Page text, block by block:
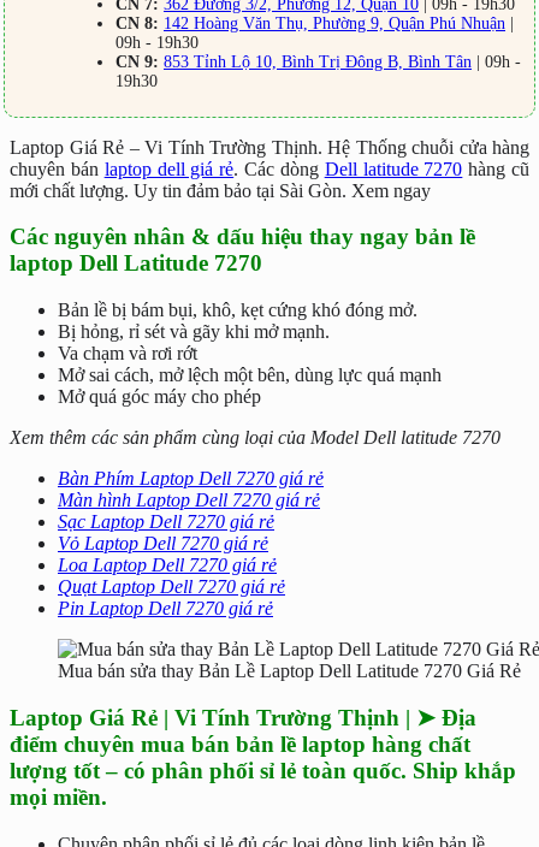
CN 7: 362 Đường 3/2, Phường 12, Quận 10 | 09h - 19h30
CN 8: 142 Hoàng Văn Thụ, Phường 9, Quận Phú Nhuận |
09h - 19h30
CN 9: 853 Tỉnh Lộ 10, Bình Trị Đông B, Bình Tân | 09h -
19h30
Laptop Giá Rẻ – Vi Tính Trường Thịnh. Hệ Thống chuỗi cửa hàng
chuyên bán laptop dell giá rẻ. Các dòng Dell latitude 7270 hàng cũ
mới chất lượng. Uy tin đảm bảo tại Sài Gòn. Xem ngay
Các nguyên nhân & dấu hiệu thay ngay bản lề
laptop Dell Latitude 7270
Bản lề bị bám bụi, khô, kẹt cứng khó đóng mở.
Bị hỏng, rỉ sét và gãy khi mở mạnh.
Va chạm và rơi rớt
Mở sai cách, mở lệch một bên, dùng lực quá mạnh
Mở quá góc máy cho phép
Xem thêm các sản phẩm cùng loại của Model Dell latitude 7270
Bàn Phím Laptop Dell 7270 giá rẻ
Màn hình Laptop Dell 7270 giá rẻ
Sạc Laptop Dell 7270 giá rẻ
Vỏ Laptop Dell 7270 giá rẻ
Loa Laptop Dell 7270 giá rẻ
Quạt Laptop Dell 7270 giá rẻ
Pin Laptop Dell 7270 giá rẻ
Mua bán sửa thay Bản Lề Laptop Dell Latitude 7270 Giá Rẻ
Laptop Giá Rẻ | Vi Tính Trường Thịnh | ➤ Địa
điểm chuyên mua bán bản lề laptop hàng chất
lượng tốt – có phân phối sỉ lẻ toàn quốc. Ship khắp
mọi miền.